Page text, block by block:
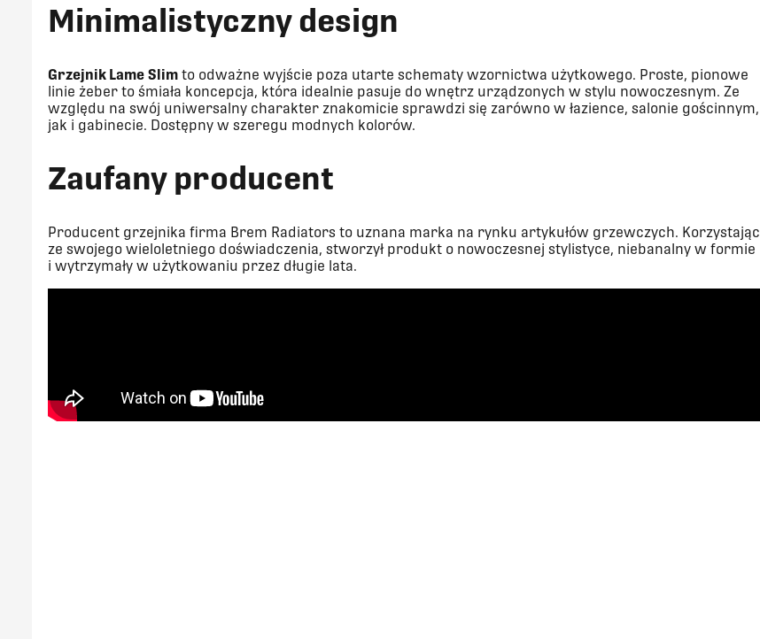
Minimalistyczny design
Grzejnik Lame Slim to odważne wyjście poza utarte schematy wzornictwa użytkowego. Proste, pionowe
linie żeber to śmiała koncepcja, która idealnie pasuje do wnętrz urządzonych w stylu nowoczesnym. Ze
względu na swój uniwersalny charakter znakomicie sprawdzi się zarówno w łazience, salonie gościnnym,
jak i gabinecie. Dostępny w szeregu modnych kolorów.
Zaufany producent
Producent grzejnika firma Brem Radiators to uznana marka na rynku artykułów grzewczych. Korzystając
ze swojego wieloletniego doświadczenia, stworzył produkt o nowoczesnej stylistyce, niebanalny w formie
i wytrzymały w użytkowaniu przez długie lata.